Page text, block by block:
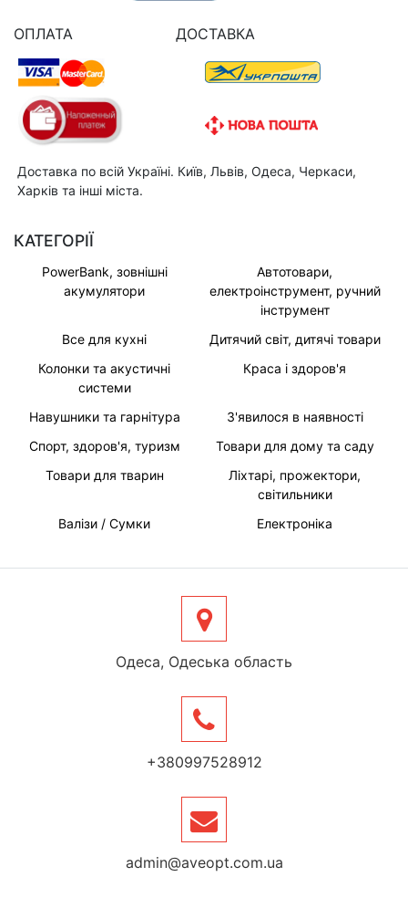
ОПЛАТА ДОСТАВКА
Доставка по всій Україні. Київ, Львів, Одеса, Черкаси,
Харків та інші міста.
КАТЕГОРІЇ
PowerBank, зовнішні
акумулятори
Автотовари,
електроінструмент, ручний
інструмент
Все для кухні
Дитячий світ, дитячі товари
Колонки та акустичні
системи
Краса і здоров'я
Навушники та гарнітура
З'явилося в наявності
Спорт, здоров'я, туризм
Товари для дому та саду
Товари для тварин
Ліхтарі, прожектори,
світильники
Валізи / Сумки
Електроніка
Одеса, Одеська область
+380997528912
admin@aveopt.com.ua